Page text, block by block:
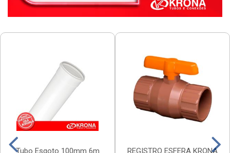
Tubo Esgoto 100mm 6m
REGISTRO ESFERA KRONA